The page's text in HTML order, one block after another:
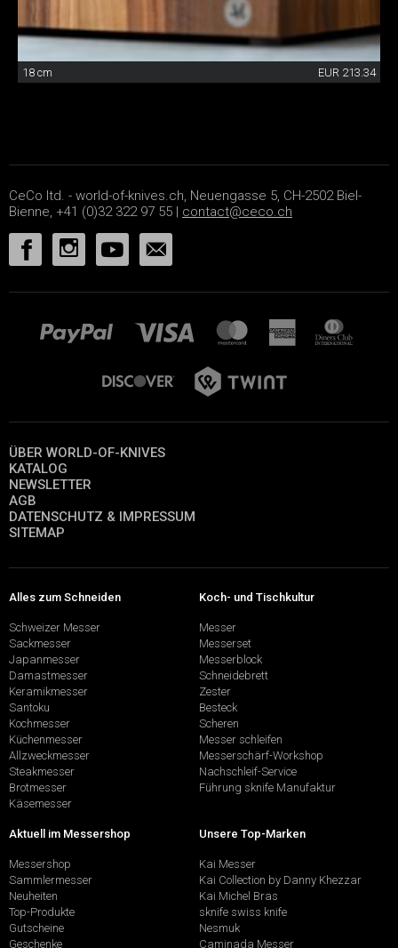
18 cm EUR 213.34
CeCo ltd. - world-of-knives.ch, Neuengasse 5, CH-2502 Biel-
Bienne, +41 (0)32 322 97 55 | contact@ceco.ch
ÜBER WORLD-OF-KNIVES
KATALOG
NEWSLETTER
AGB
DATENSCHUTZ & IMPRESSUM
SITEMAP
Alles zum Schneiden
Schweizer Messer
Sackmesser
Japanmesser
Damastmesser
Keramikmesser
Santoku
Kochmesser
Küchenmesser
Allzweckmesser
Steakmesser
Brotmesser
Käsemesser
Koch- und Tischkultur
Messer
Messerset
Messerblock
Schneidebrett
Zester
Besteck
Scheren
Messer schleifen
Messerschärf-Workshop
Nachschleif-Service
Führung sknife Manufaktur
Aktuell im Messershop
Messershop
Sammlermesser
Neuheiten
Top-Produkte
Gutscheine
Geschenke
Unsere Top-Marken
Kai Messer
Kai Collection by Danny Khezzar
Kai Michel Bras
sknife swiss knife
Nesmuk
Caminada Messer